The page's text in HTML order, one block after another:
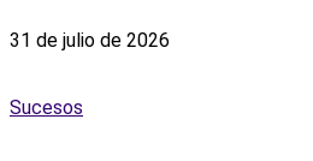
31 de julio de 2026
Sucesos